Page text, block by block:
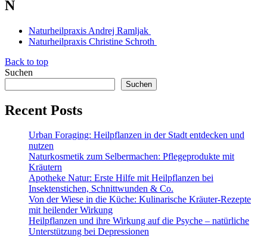
N
Naturheilpraxis Andrej Ramljak
Naturheilpraxis Christine Schroth
Back to top
Suchen
Suchen
Recent Posts
Urban Foraging: Heilpflanzen in der Stadt entdecken und
nutzen
Naturkosmetik zum Selbermachen: Pflegeprodukte mit
Kräutern
Apotheke Natur: Erste Hilfe mit Heilpflanzen bei
Insektenstichen, Schnittwunden & Co.
Von der Wiese in die Küche: Kulinarische Kräuter-Rezepte
mit heilender Wirkung
Heilpflanzen und ihre Wirkung auf die Psyche – natürliche
Unterstützung bei Depressionen